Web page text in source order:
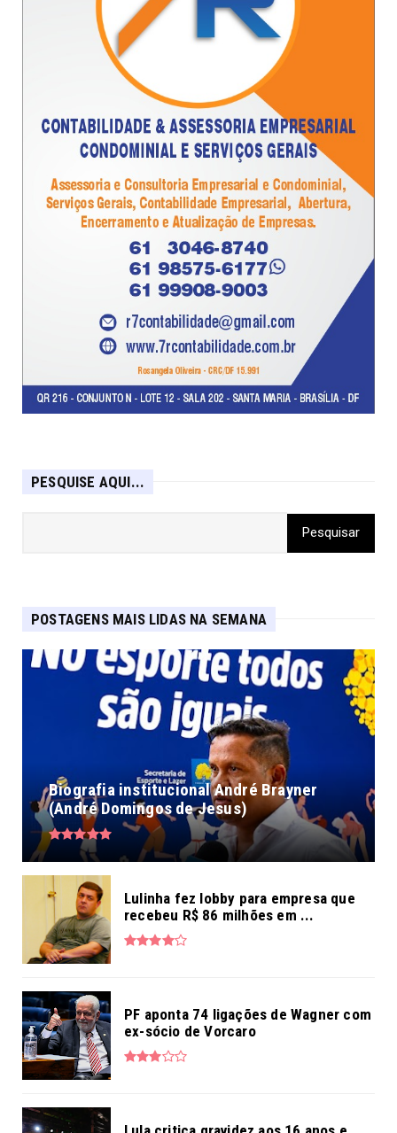
PESQUISE AQUI...
POSTAGENS MAIS LIDAS NA SEMANA
Biografia institucional André Brayner
(André Domingos de Jesus)
Lulinha fez lobby para empresa que
recebeu R$ 86 milhões em ...
PF aponta 74 ligações de Wagner com
ex-sócio de Vorcaro